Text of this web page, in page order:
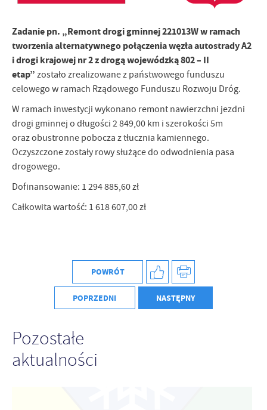
Zadanie pn. „Remont drogi gminnej 221013W w ramach
tworzenia alternatywnego połączenia węzła autostrady A2
i drogi krajowej nr 2 z drogą wojewódzką 802 – II
etap” zostało zrealizowane z państwowego funduszu
celowego w ramach Rządowego Funduszu Rozwoju Dróg.
W ramach inwestycji wykonano remont nawierzchni jezdni
drogi gminnej o długości 2 849,00 km i szerokości 5m
oraz obustronne pobocza z tłucznia kamiennego.
Oczyszczone zostały rowy służące do odwodnienia pasa
drogowego.
Dofinansowanie: 1 294 885,60 zł
Całkowita wartość: 1 618 607,00 zł
POWRÓT
POPRZEDNI NASTĘPNY
Pozostałe
aktualności
Firmy te działają w charakterze pośredników prezentujących nasze
społecznościowych.